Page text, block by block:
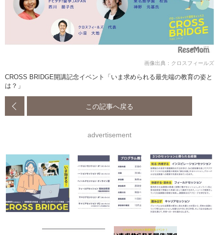
画像出典：クロスフィールズ
CROSS BRIDGE開講記念イベント「いま求められる最先端の教育の姿と
は？」
この記事へ戻る
advertisement